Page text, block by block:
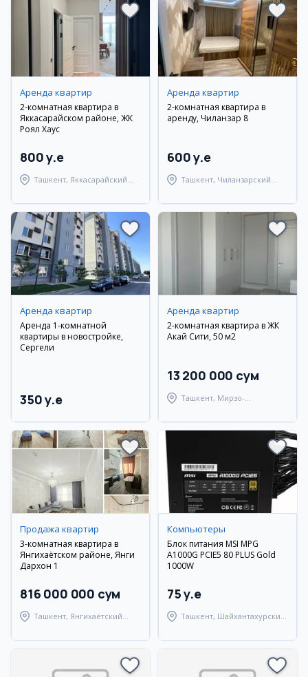
Аренда квартир
2-комнатная квартира в
Яккасарайском районе, ЖК
Роял Хаус
800 y.e
Ташкент, Яккасарайский
Аренда квартир
2-комнатная квартира в
аренду, Чиланзар 8
600 y.e
Ташкент, Чиланзарский
Аренда квартир
Аренда 1-комнатной
квартиры в новостройке,
Сергели
350 y.e
Аренда квартир
2-комнатная квартира в ЖК
Акай Сити, 50 м2
13 200 000 сум
Ташкент, Мирзо-
Продажа квартир
3-комнатная квартира в
Янгихаётском районе, Янги
Дархон 1
816 000 000 сум
Ташкент, Янгихаётский
Компьютеры
Блок питания MSI MPG
A1000G PCIE5 80 PLUS Gold
1000W
75 y.e
Ташкент, Шайхантахурский